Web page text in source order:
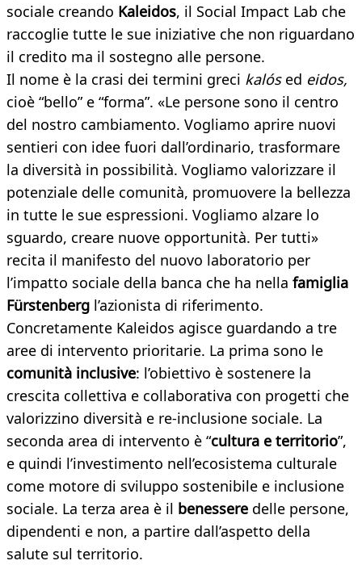
sociale creando Kaleidos, il Social Impact Lab che
raccoglie tutte le sue iniziative che non riguardano
il credito ma il sostegno alle persone.
Il nome è la crasi dei termini greci kalósed eidos,
cioè “bello” e “forma”. «Le persone sono il centro
del nostro cambiamento. Vogliamo aprire nuovi
sentieri con idee fuori dall’ordinario, trasformare
la diversità in possibilità. Vogliamo valorizzare il
potenziale delle comunità, promuovere la bellezza
in tutte le sue espressioni. Vogliamo alzare lo
sguardo, creare nuove opportunità. Per tutti»
recita il manifesto del nuovo laboratorio per
l’impatto sociale della banca che ha nella famiglia
Fürstenberg l’azionista di riferimento.
Concretamente Kaleidos agisce guardando a tre
aree di intervento prioritarie. La prima sono le
comunità inclusive: l’obiettivo è sostenere la
crescita collettiva e collaborativa con progetti che
valorizzino diversità e re-inclusione sociale. La
seconda area di intervento è “cultura e territorio”,
e quindi l’investimento nell’ecosistema culturale
come motore di sviluppo sostenibile e inclusione
sociale. La terza area è il benessere delle persone,
dipendenti e non, a partire dall’aspetto della
salute sul territorio.